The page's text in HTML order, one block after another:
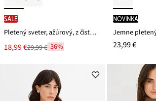
SALE
Pletený sveter, ažúrový, z čistej bavlny
Nová
cena
18,99 €
Zľava 29,99 €-36%
novinka
23,99 €